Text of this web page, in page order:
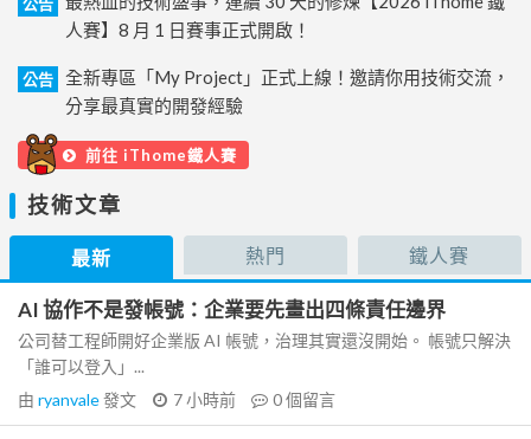
人賽】8 月 1 日賽事正式開啟！
公告
全新專區「My Project」正式上線！邀請你用技術交流，
分享最真實的開發經驗
前往 iThome鐵人賽
技術文章
最新 熱門 鐵人賽
AI 協作不是發帳號：企業要先畫出四條責任邊界
公司替工程師開好企業版 AI 帳號，治理其實還沒開始。 帳號只解決
「誰可以登入」...
由 ryanvale發文 7 小時前 0個留言